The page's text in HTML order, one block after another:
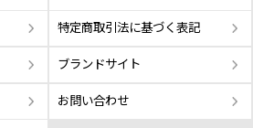
特定商取引法に基づく表記
ブランドサイト
お問い合わせ